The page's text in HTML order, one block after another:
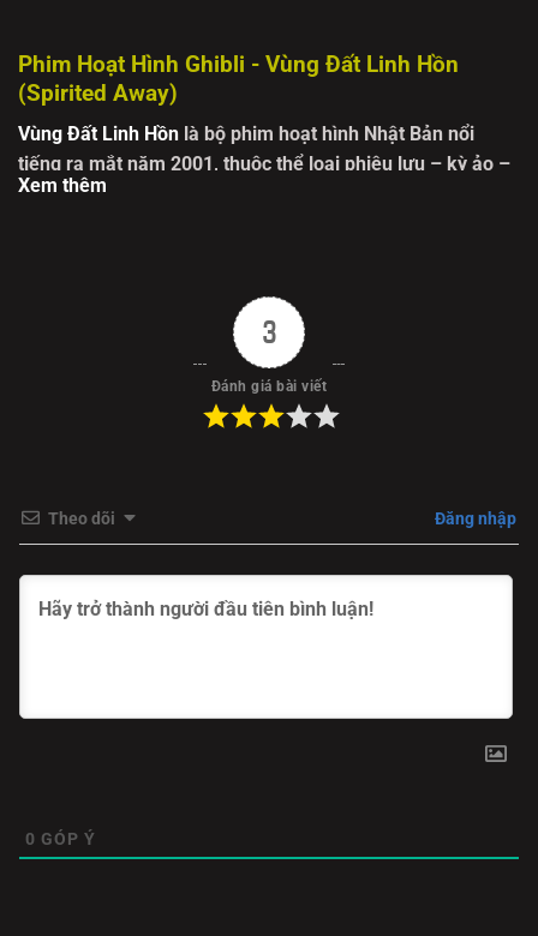
Phim Hoạt Hình Ghibli - Vùng Đất Linh Hồn
(Spirited Away)
Vùng Đất Linh Hồn là bộ phim hoạt hình Nhật Bản nổi
tiếng ra mắt năm 2001 , thuộc thể loại phiêu lưu – kỳ ảo –
gia đình, do đạo diễn huyền thoại
điển trong lịch sử điện ảnh thế giới.
Phim theo chân cô bé Chihiro trên hành trình đầy biến cố
khi lạc vào một thế giới linh hồn kỳ bí. Để cứu cha mẹ bị
biến thành heo, Chihiro buộc phải làm việc trong một nhà
thuật lạ lùng và cả những lựa chọn mang tính trưởng
thành. Nhân vật Vô Diện, Yubaba, hay Haku – đều để lại
dấu ấn sâu sắc với tạo hình độc đáo và tầng nghĩa biểu
tượng sâu xa.
chuốt, mà còn mở ra câu chuyện về sự trưởng thành, lòng
can đảm và khả năng vượt lên nghịch cảnh. Bộ phim là lời
Xem thêm
3
Đánh giá bài viết
Theo dõi Đăng nhập
0 GÓP Ý